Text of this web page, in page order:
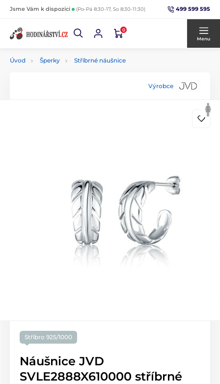
Jsme Vám k dispozici (Po-Pá 8:30-17, So 8:30-11:30) 499 599 595
0
Menu
Úvod Šperky Stříbrné náušnice
Výrobce
Stříbro 925/1000
Náušnice JVD
SVLE2888X610000 stříbrné